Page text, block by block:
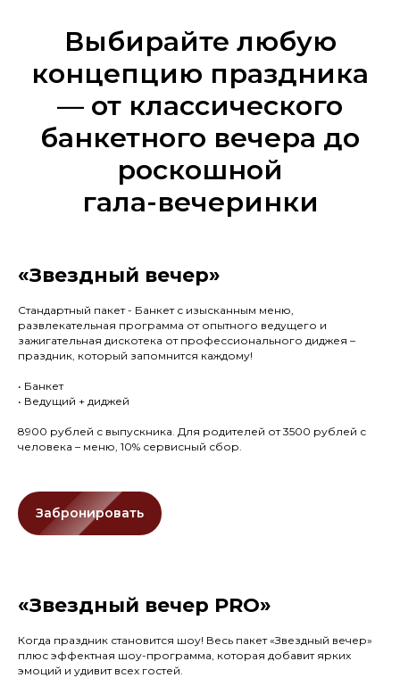
Выбирайте любую
концепцию праздника
— от классического
банкетного вечера до
роскошной
гала-вечеринки
«Звездный вечер»
Стандартный пакет - Банкет с изысканным меню,
развлекательная программа от опытного ведущего и
зажигательная дискотека от профессионального диджея –
праздник, который запомнится каждому!
• Банкет
• Ведущий + диджей
8900 рублей с выпускника. Для родителей от 3500 рублей с
человека – меню, 10% сервисный сбор.
Забронировать
«Звездный вечер PRO»
Когда праздник становится шоу! Весь пакет «Звездный вечер»
плюс эффектная шоу-программа, которая добавит ярких
эмоций и удивит всех гостей.